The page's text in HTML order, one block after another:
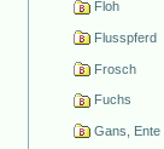
Floh
Flusspferd
Frosch
Fuchs
Gans, Ente